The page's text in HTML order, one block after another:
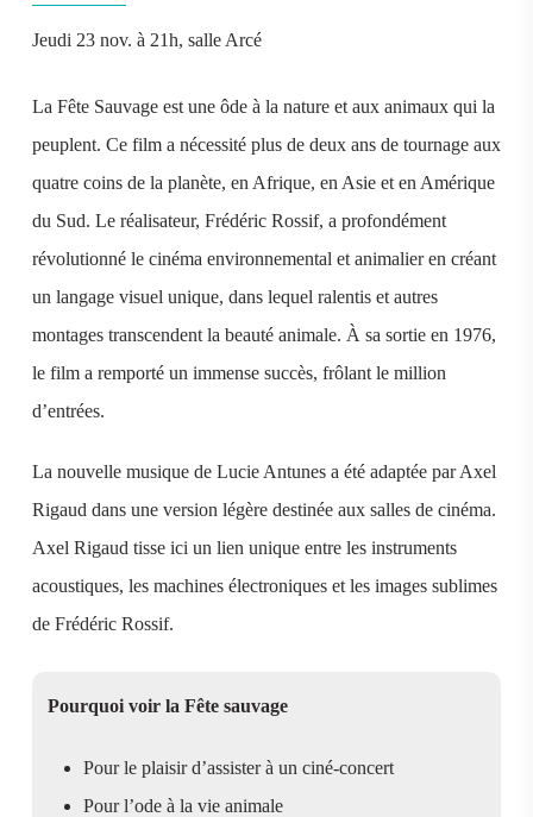
Jeudi 23 nov. à 21h, salle Arcé
La Fête Sauvage est une ôde à la nature et aux animaux qui la
peuplent. Ce film a nécessité plus de deux ans de tournage aux
quatre coins de la planète, en Afrique, en Asie et en Amérique
du Sud. Le réalisateur, Frédéric Rossif, a profondément
révolutionné le cinéma environnemental et animalier en créant
un langage visuel unique, dans lequel ralentis et autres
montages transcendent la beauté animale. À sa sortie en 1976,
le film a remporté un immense succès, frôlant le million
d’entrées.
La nouvelle musique de Lucie Antunes a été adaptée par Axel
Rigaud dans une version légère destinée aux salles de cinéma.
Axel Rigaud tisse ici un lien unique entre les instruments
acoustiques, les machines électroniques et les images sublimes
de Frédéric Rossif.
Pourquoi voir la Fête sauvage
Pour le plaisir d’assister à un ciné-concert
Pour l’ode à la vie animale